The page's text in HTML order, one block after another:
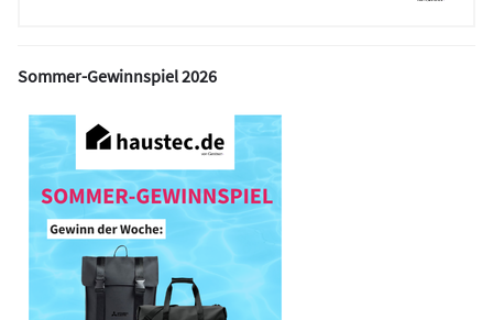
Sommer-Gewinnspiel 2026